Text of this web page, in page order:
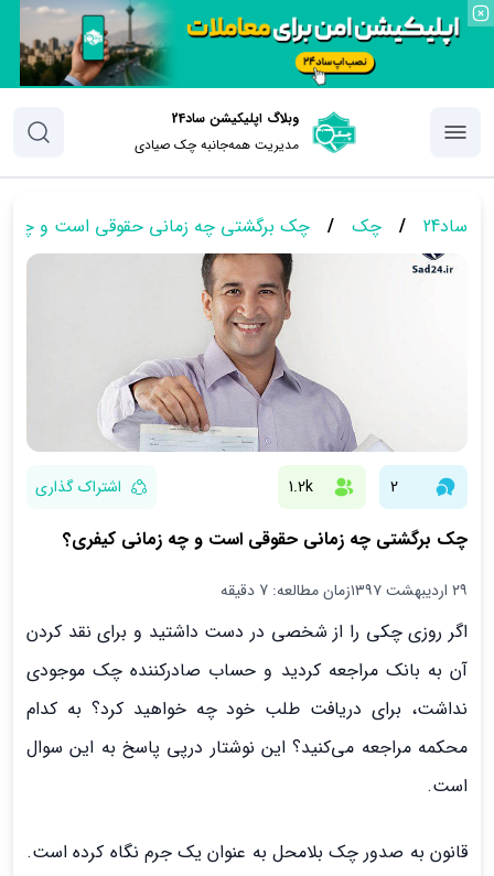
وبلاگ اپلیکیشن ساد24
مدیریت همه‌جانبه چک‌ صیادی
ساد24 / چک / چک برگشتی چه زمانی حقوقی است و چه
2
1.2k اشتراک گذاری
چک برگشتی چه زمانی حقوقی است و چه زمانی کیفری؟
۲۹ اردیبهشت ۱۳۹۷ زمان مطالعه: 7 دقیقه
اگر روزي چكي را از شخصي در دست داشتيد و براي نقد كردن
آن به بانك مراجعه كرديد و حساب صادركننده چك موجودي
نداشت، براي دريافت طلب خود چه خواهيد كرد؟ به كدام
محكمه مراجعه مي‌كنيد؟ اين نوشتار درپي پاسخ به اين سوال‌
است.
قانون به صدور چک بلامحل به عنوان یک جرم نگاه کرده است.